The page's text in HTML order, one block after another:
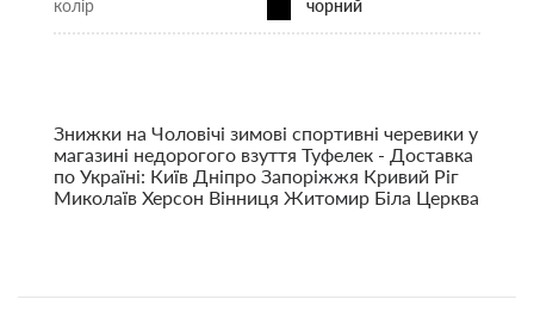
колір чорний
Знижки на Чоловічі зимові спортивні черевики у
магазині недорогого взуття Туфелек - Доставка
по Україні: Київ Дніпро Запоріжжя Кривий Ріг
Миколаїв Херсон Вінниця Житомир Біла Церква